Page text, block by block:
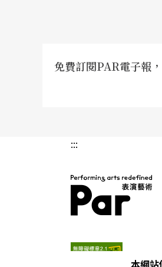
免費訂閱PAR電子報
:::
本網